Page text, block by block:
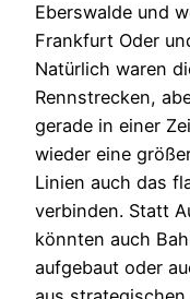
Eberswalde und
Frankfurt Oder
Natürlich waren
Rennstrecken,
gerade in einer
wieder eine
Linien auch das
verbinden. Statt
könnten auch
aufgebaut oder